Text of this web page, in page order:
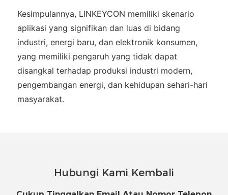
Kesimpulannya, LINKEYCON memiliki skenario
aplikasi yang signifikan dan luas di bidang
industri, energi baru, dan elektronik konsumen,
yang memiliki pengaruh yang tidak dapat
disangkal terhadap produksi industri modern,
pengembangan energi, dan kehidupan sehari-hari
masyarakat.
Hubungi Kami Kembali